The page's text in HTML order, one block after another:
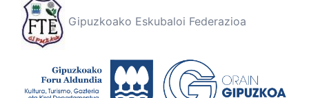
Gipuzkoako Eskubaloi Federazioa